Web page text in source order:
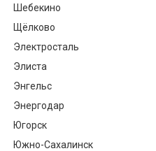
Шебекино
Щёлково
Электросталь
Элиста
Энгельс
Энергодар
Югорск
Южно-Сахалинск